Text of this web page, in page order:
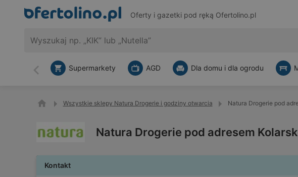
Oferty i gazetki pod ręką Ofertolino.pl
Wstecz
Supermarkety AGD Dla domu i dla ogrodu
Wszystkie sklepy Natura Drogerie i godziny otwarcia Natura Drogerie pod
Natura Drogerie pod adresem
Kontakt